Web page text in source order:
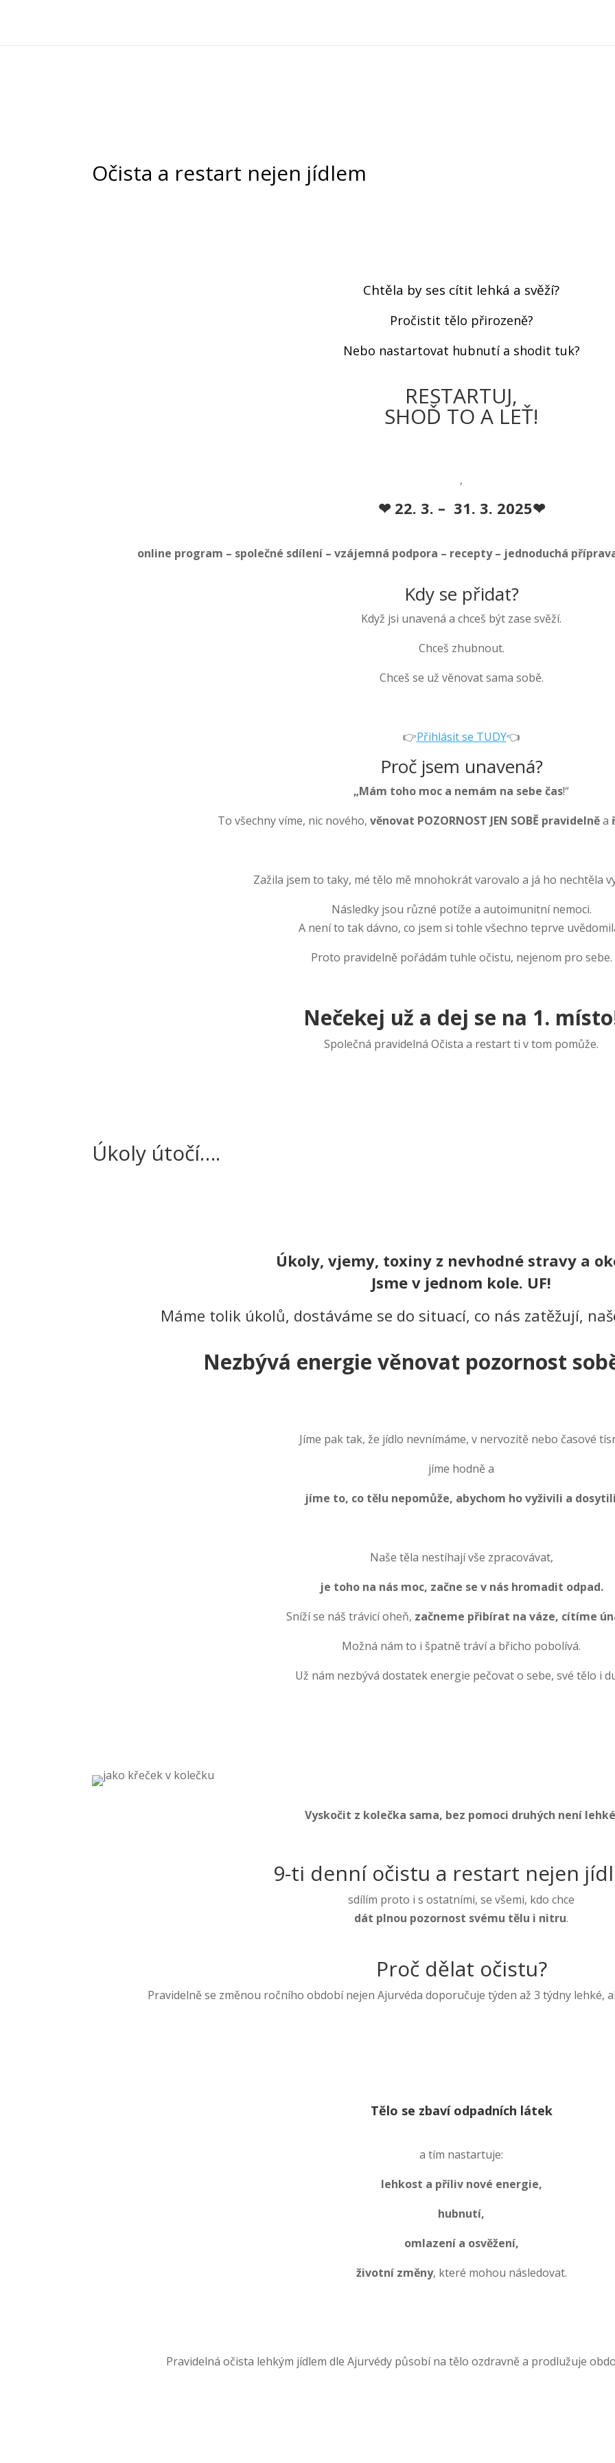
Očista a restart nejen jídlem
Chtěla by ses cítit lehká a svěží?
Pročistit tělo přirozeně?
Nebo nastartovat hubnutí a shodit tuk?
RESTARTUJ,
SHOĎ TO A LEŤ!
,
❤ 22. 3. – 31. 3. 2025❤
online program – společné sdílení – vzájemná podpora – recepty – jednoduchá
Kdy se přidat?
Když jsi unavená a chceš být zase svěží.
Chceš zhubnout.
Chceš se už věnovat sama sobě.
👉Přihlásit se TUDY👈
Proč jsem unavená?
„Mám toho moc a nemám na sebe čas!“
To všechny víme, nic nového, věnovat POZORNOST JEN SOBĚ pravidelněa
Zažila jsem to taky, mé tělo mě mnohokrát varovalo a já ho nechtěla
Následky jsou různé potíže a autoimunitní nemoci.
A není to tak dávno, co jsem si tohle všechno teprve
Proto pravidelně pořádám tuhle očistu, nejenom pro sebe.
Nečekej už a dej se na 1.
Společná pravidelná Očista a restart ti v tom pomůže.
Úkoly útočí….
Úkoly, vjemy, toxiny z nevhodné stravy a
Jsme v jednom kole. UF!
Máme tolik úkolů, dostáváme se do situací, co nás zatěžují,
Nezbývá energie věnovat pozornost
Jíme pak tak, že jídlo nevnímáme, v nervozitě nebo časové
jíme hodně a
jíme to, co tělu nepomůže, abychom ho vyživili a
Naše těla nestíhají vše zpracovávat,
je toho na nás moc, začne se v nás hromadit odpad.
Sníží se náš trávicí oheň, začneme přibírat na váze, cítíme
Možná nám to i špatně tráví a břicho pobolívá.
Už nám nezbývá dostatek energie pečovat o sebe, své tělo i
Vyskočit z kolečka sama, bez pomoci druhých není
9-ti denní očistu a restart nejen
sdílím proto i s ostatními, se všemi, kdo chce
dát plnou pozornost svému tělu i nitru.
Proč dělat očistu?
Pravidelně se změnou ročního období nejen Ajurvéda doporučuje týden až 3 týdny lehké,
Tělo se zbaví odpadních látek
a tím nastartuje:
lehkost a příliv nové energie,
hubnutí,
omlazení a osvěžení,
životní změny, které mohou následovat.
Pravidelná očista lehkým jídlem dle Ajurvédy působí na tělo ozdravně a prodlužuje